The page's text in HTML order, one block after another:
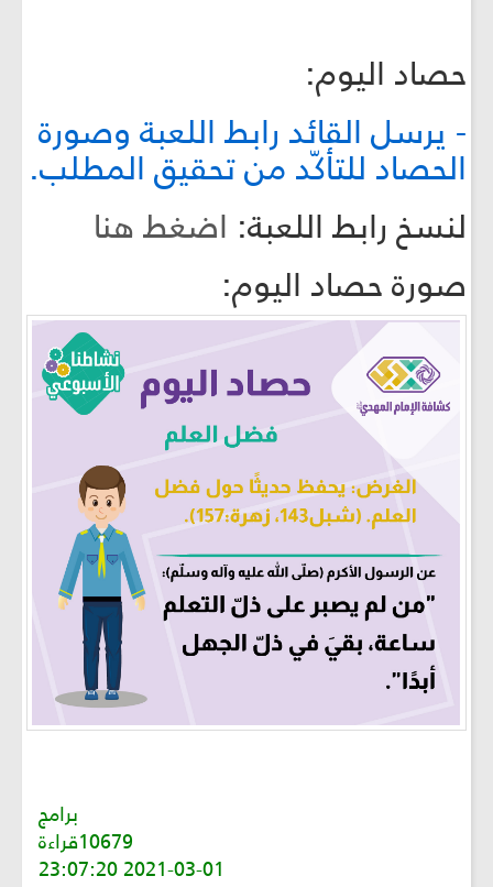
حصاد اليوم:
- يرسل القائد رابط اللعبة وصورة
الحصاد للتأكّد من تحقيق المطلب.
لنسخ رابط اللعبة: اضغط هنا
صورة حصاد اليوم:
برامج
10679قراءة
2021-03-01 23:07:20